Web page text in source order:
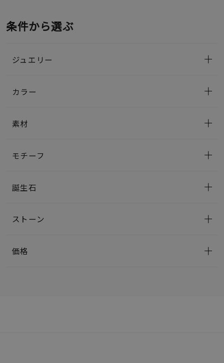
条件から選ぶ
ジュエリー
カラー
素材
モチーフ
誕生石
ストーン
価格